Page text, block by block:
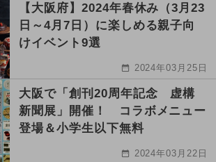
【大阪府】2024年春休み（3月23
日～4月7日）に楽しめる親子向
けイベント9選
2024年03月25日
大阪で「創刊20周年記念 虚構
新聞展」開催！ コラボメニュー
登場＆小学生以下無料
2024年03月22日